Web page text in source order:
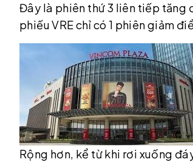
Đây là phiên thứ 3 liên tiếp tăng
phiếu VRE chỉ có 1 phiên giảm
Rộng hơn, kể từ khi rơi xuống